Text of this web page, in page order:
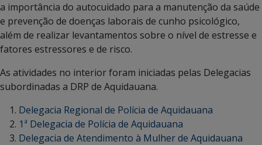
a importância do autocuidado para a manutenção da saúde
e prevenção de doenças laborais de cunho psicológico,
além de realizar levantamentos sobre o nível de estresse e
fatores estressores e de risco.
As atividades no interior foram iniciadas pelas Delegacias
subordinadas a DRP de Aquidauana.
Delegacia Regional de Polícia de Aquidauana
1ª Delegacia de Polícia de Aquidauana
Delegacia de Atendimento à Mulher de Aquidauana